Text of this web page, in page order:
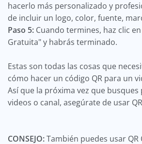
hacerlo más personalizado y
de incluir un logo, color, fuente,
Paso 5: Cuando termines, haz clic
Gratuita" y habrás terminado.
Estas son todas las cosas que
cómo hacer un código QR para un
Así que la próxima vez que
videos o canal, asegúrate de usar
CONSEJO:También puedes usar